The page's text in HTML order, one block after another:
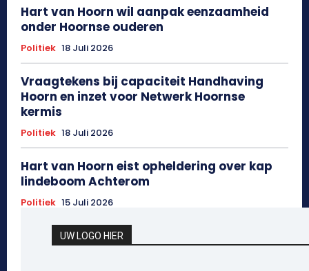
Hart van Hoorn wil aanpak eenzaamheid
onder Hoornse ouderen
Politiek 18 Juli 2026
Vraagtekens bij capaciteit Handhaving
Hoorn en inzet voor Netwerk Hoornse
kermis
Politiek 18 Juli 2026
Hart van Hoorn eist opheldering over kap
lindeboom Achterom
Politiek 15 Juli 2026
UW LOGO HIER